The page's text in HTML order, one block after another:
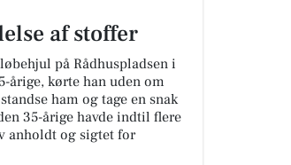
af stoffer
på Rådhuspladsen i
årige, kørte han uden om
ham og tage en snak
35-årige havde indtil flere
anholdt og sigtet for